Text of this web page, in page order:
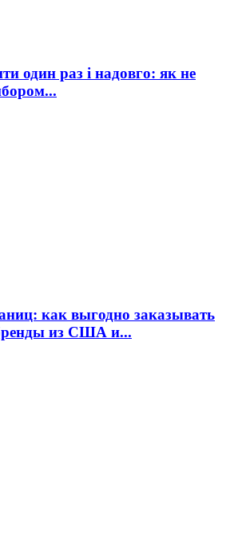
один раз і надовго: як не
как выгодно заказывать
из США и...